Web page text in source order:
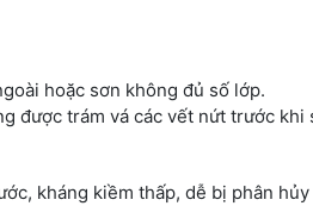
hoặc sơn không đủ số lớp.
được trám vá các vết nứt trước khi
kháng kiềm thấp, dễ bị phân